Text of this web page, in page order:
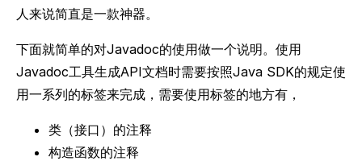
人来说简直是一款神器。
下面就简单的对Javadoc的使用做一个说明。使用
Javadoc工具生成API文档时需要按照Java SDK的规定使
用一系列的标签来完成，需要使用标签的地方有，
类（接口）的注释
构造函数的注释